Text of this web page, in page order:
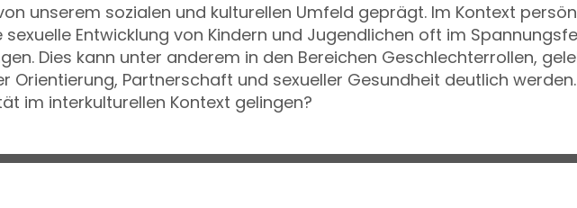
unserem sozialen und kulturellen Umfeld geprägt. Im Kontext
Entwicklung von Kindern und Jugendlichen oft im
Dies kann unter anderem in den Bereichen Geschlechterrollen,
Orientierung, Partnerschaft und sexueller Gesundheit deutlich
im interkulturellen Kontext gelingen?